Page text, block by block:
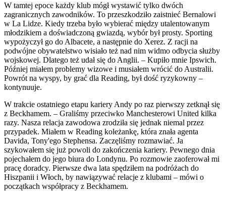
W tamtej epoce każdy klub mógł wystawić tylko dwóch
zagranicznych zawodników. To przeszkodziło zaistnieć Bernalowi
w La Lidze. Kiedy trzeba było wybierać między utalentowanym
młodzikiem a doświadczoną gwiazdą, wybór był prosty. Sporting
wypożyczył go do Albacete, a następnie do Xerez. Z racji na
podwójne obywatelstwo wisiało też nad nim widmo odbycia służby
wojskowej. Dlatego też udał się do Anglii. – Kupiło mnie Ipswich.
Później miałem problemy wizowe i musiałem wrócić do Australii.
Powrót na wyspy, by grać dla Reading, był dość ryzykowny –
kontynuuje.
W trakcie ostatniego etapu kariery Andy po raz pierwszy zetknął się
z Beckhamem. – Graliśmy przeciwko Manchesterowi United kilka
razy. Nasza relacja zawodowa zrodziła się jednak niemal przez
przypadek. Miałem w Reading koleżankę, która znała agenta
Davida, Tony'ego Stephensa. Zaczęliśmy rozmawiać. Ja
szykowałem się już powoli do zakończenia kariery. Pewnego dnia
pojechałem do jego biura do Londynu. Po rozmowie zaoferował mi
pracę doradcy. Pierwsze dwa lata spędziłem na podróżach do
Hiszpanii i Włoch, by nawiązywać relacje z klubami – mówi o
początkach współpracy z Beckhamem.